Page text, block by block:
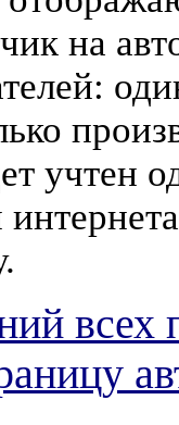
на
учтен
всех